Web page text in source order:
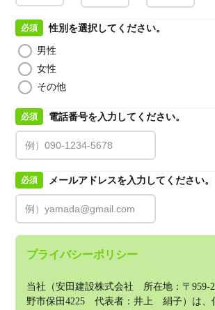
必須
性別を選択してください。
男性
女性
その他
必須 電話番号を入力してください。
必須 メールアドレスを入力してください。
プライバシーポリシー
当社（安田建設株式会社　所在地：〒959-
野市保田4225　代表者：井上　絹子）は、